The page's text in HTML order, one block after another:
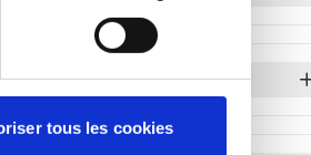
tous les cookies
к своей семье, чтобы
время. В рамках